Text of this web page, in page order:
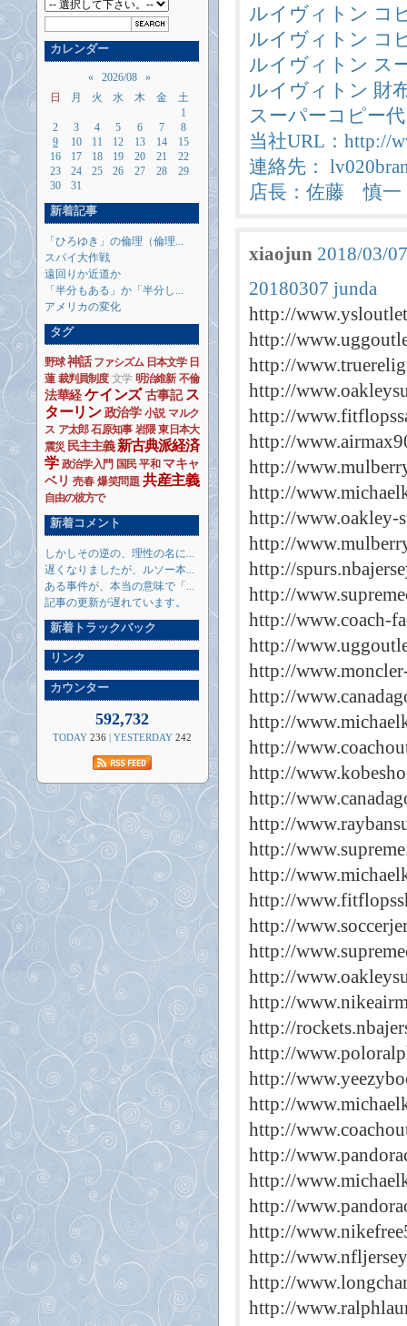
ルイヴィトン コ
ルイヴィトン コ
ルイヴィトン ス
ルイヴィトン 財
スーパーコピー
当社URL：http://
連絡先：
店長：佐藤 慎一
xiaojun 2018/03/
20180307 junda
http://
http://
http://
http://
http://
http://
http://
http://
http://www.oakley-
http://
http://
http://
http://www.coach-
http://
http://
http://
http://
http://
http://
http://
http://
http://
http://
http://
http://
http://
http://
http://
http://
http://
http://
http://
http://
http://
http://
http://
http://
http://
http://
http://
カレンダー
« 2026/08
»
日
月 火 水 木 金
土
1
2
3 4 5 6 7
8
9
10 11 12 13 14
15
16
17 18 19 20 21
22
23
24 25 26 27 28
29
30
31
新着記事
「ひろゆき」の倫理（倫理...
スパイ大作戦
遠回りか近道か
「半分もある」か「半分し...
アメリカの変化
タグ
野球 神話 ファシズム 日本文学 日
蓮 裁判員制度 文学 明治維新 不倫
法華経 ケインズ 古事記 ス
ターリン 政治学 小説 マルク
ス ア太郎 石原知事 岩隈 東日本大
震災 民主主義 新古典派経済
学 政治学入門 国民 平和 マキャ
ベリ 売春 爆笑問題 共産主義
自由の彼方で
新着コメント
しかしその逆の、理性の名に...
遅くなりましたが、ルソー本...
ある事件が、本当の意味で「...
記事の更新が遅れています。
新着トラックバック
リンク
カウンター
592,732
TODAY 236| YESTERDAY 242